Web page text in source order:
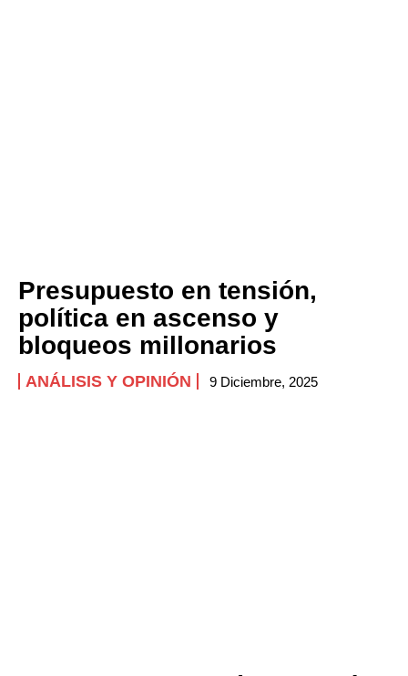
Presupuesto en tensión,
política en ascenso y
bloqueos millonarios
ANÁLISIS Y OPINIÓN 9 Diciembre, 2025